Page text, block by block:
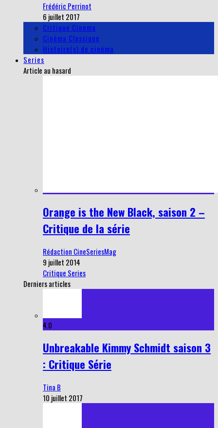
Frédéric Perrinot
6 juillet 2017
Critique Cinema
Cinéma Classique
Histoire(s) de cinéma
Series
Article au hasard
Orange is the New Black, saison 2 –
Critique de la série
Rédaction CineSeriesMag
9 juillet 2014
Critique Series
Derniers articles
4.0
Unbreakable Kimmy Schmidt saison 3
: Critique Série
Tina B
10 juillet 2017